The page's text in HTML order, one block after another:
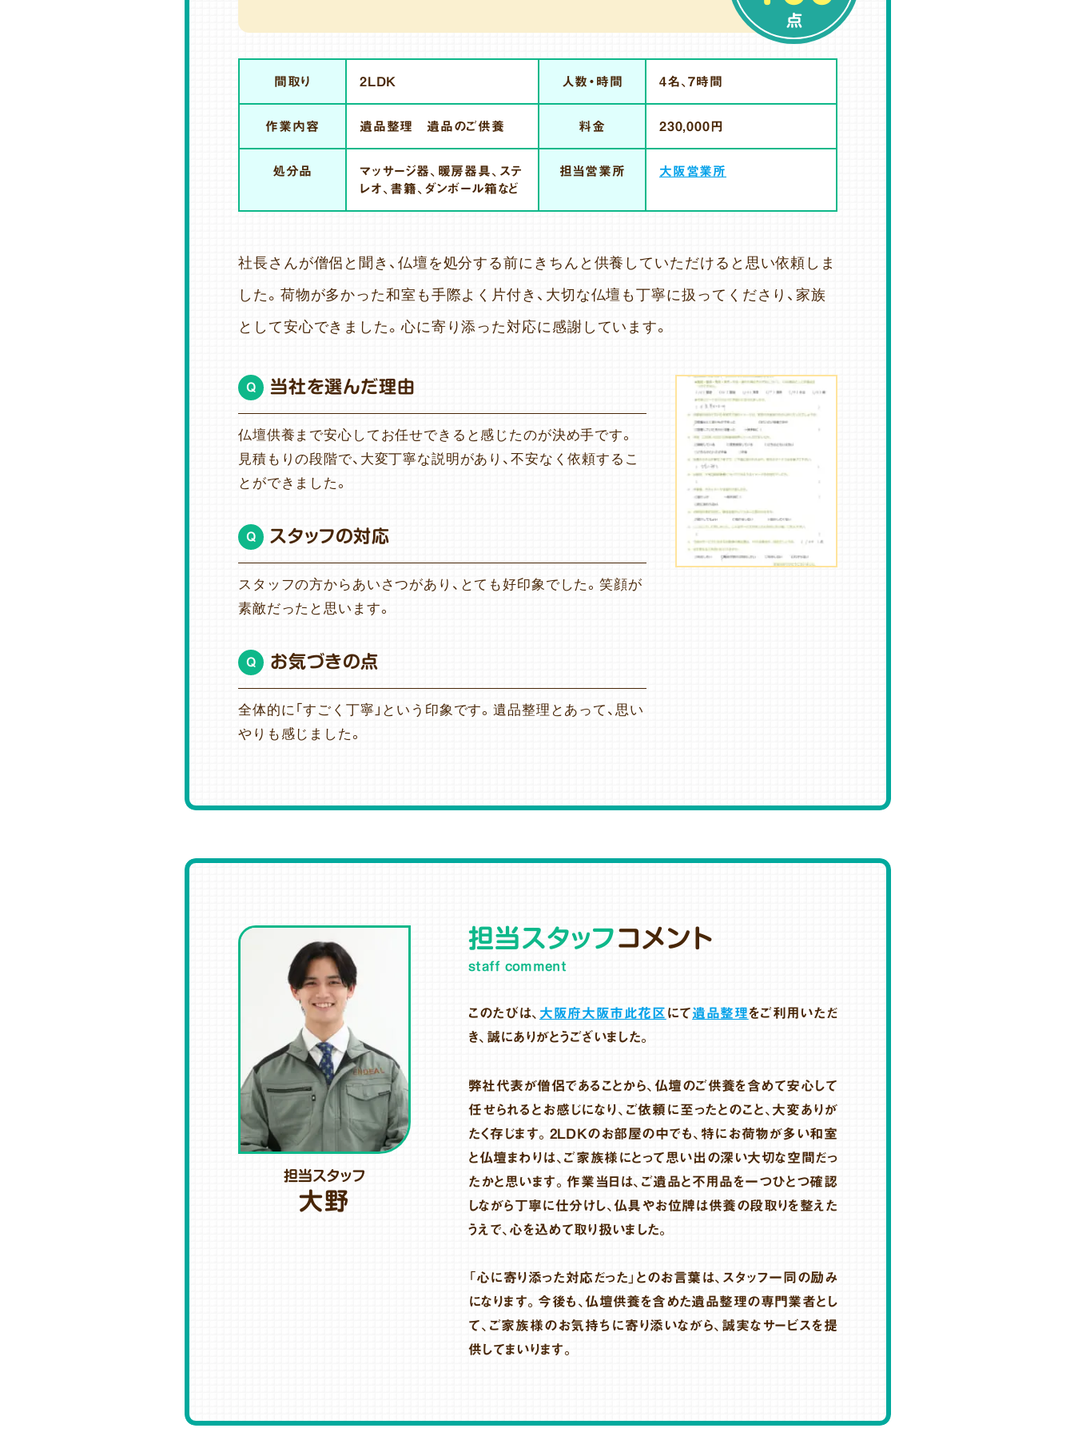
点
間取り 2LDK 人数・時間 4名、7時間
作業内容 遺品整理 遺品のご供養 料金 230,000円
処分品
マッサージ器、暖房器具、ステ
レオ、書籍、ダンボール箱など
担当営業所 大阪営業所
社長さんが僧侶と聞き、仏壇を処分する前にきちんと供養していただけると思い依頼しま
した。荷物が多かった和室も手際よく片付き、大切な仏壇も丁寧に扱ってくださり、家族
として安心できました。心に寄り添った対応に感謝しています。
Q 当社を選んだ理由
仏壇供養まで安心してお任せできると感じたのが決め手です。
見積もりの段階で、大変丁寧な説明があり、不安なく依頼するこ
とができました。
Q スタッフの対応
スタッフの方からあいさつがあり、とても好印象でした。笑顔が
素敵だったと思います。
Q お気づきの点
全体的に「すごく丁寧」という印象です。遺品整理とあって、思い
やりも感じました。
担当スタッフコメント
staff comment
このたびは、 大阪府大阪市此花区 にて遺品整理をご利用いただ
き、誠にありがとうございました。
弊社代表が僧侶であることから、仏壇のご供養を含めて安心して
任せられるとお感じになり、ご依頼に至ったとのこと、大変ありが
たく存じます。2LDKのお部屋の中でも、特にお荷物が多い和室
と仏壇まわりは、ご家族様にとって思い出の深い大切な空間だっ
たかと思います。作業当日は、ご遺品と不用品を一つひとつ確認
しながら丁寧に仕分けし、仏具やお位牌は供養の段取りを整えた
うえで、心を込めて取り扱いました。
「心に寄り添った対応だった」とのお言葉は、スタッフ一同の励み
になります。今後も、仏壇供養を含めた遺品整理の専門業者とし
て、ご家族様のお気持ちに寄り添いながら、誠実なサービスを提
供してまいります。
担当スタッフ
大野